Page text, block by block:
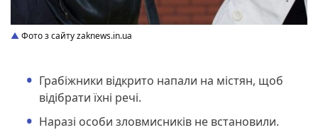
Фото з сайту zaknews.in.ua
Грабіжники відкрито напали на містян, щоб
відібрати їхні речі.
Наразі особи зловмисників не встановили.